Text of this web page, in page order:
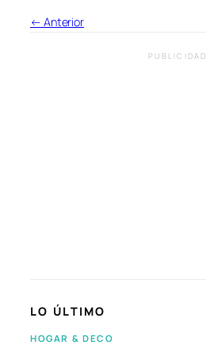
← Anterior
PUBLICIDAD
LO ÚLTIMO
HOGAR & DECO